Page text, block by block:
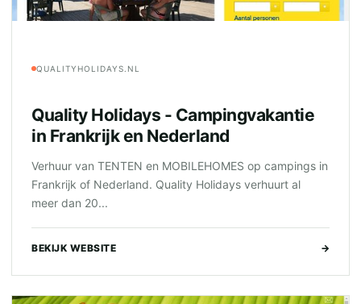
QUALITYHOLIDAYS.NL
Quality Holidays - Campingvakantie
in Frankrijk en Nederland
Verhuur van TENTEN en MOBILEHOMES op campings in
Frankrijk of Nederland. Quality Holidays verhuurt al
meer dan 20...
BEKIJK WEBSITE →